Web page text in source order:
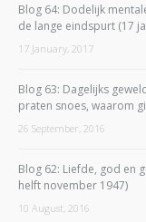
Blog 64: Dodelijk
de lange eindspurt (17
17 January, 2017
Blog 63: Dagelijks
praten snoes, waarom
26 September, 2016
Blog 62: Liefde, god en
helft november 1947)
10 August, 2016